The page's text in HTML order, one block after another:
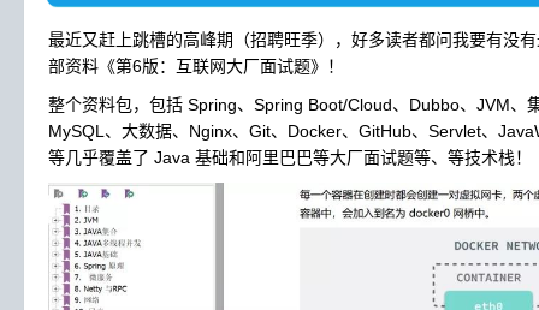
最近又赶上跳槽的高峰期（招聘旺季），好多读者都问我要有没
部资料《第6版：互联网大厂面试题》！
整个资料包，包括 Spring、Spring Boot/Cloud、Dubbo、JVM、
MySQL、大数据、Nginx、Git、Docker、GitHub、Servlet、
等几乎覆盖了 Java 基础和阿里巴巴等大厂面试题等、等技术栈！